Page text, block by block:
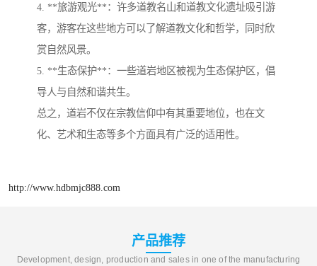
4. **旅游观光**：许多道教名山和道教文化遗址吸引游
客，游客在这些地方可以了解道教文化和哲学，同时欣
赏自然风景。
5. **生态保护**：一些道岩地区被视为生态保护区，倡
导人与自然和谐共生。
总之，道岩不仅在宗教信仰中有其重要地位，也在文
化、艺术和生态等多个方面具有广泛的适用性。
http://www.hdbmjc888.com
产品推荐
Development, design, production and sales in one of the manufacturing